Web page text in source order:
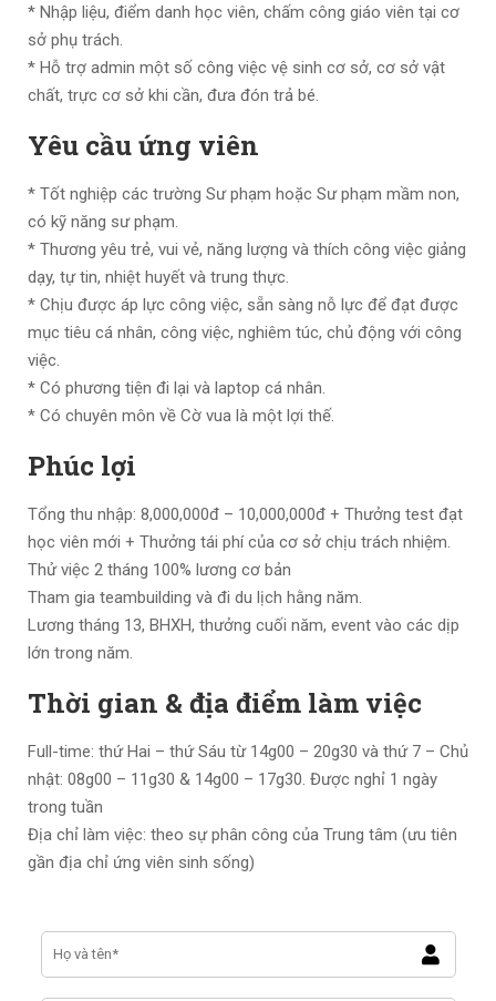
* Nhập liệu, điểm danh học viên, chấm công giáo viên tại cơ
sở phụ trách.
* Hỗ trợ admin một số công việc vệ sinh cơ sở, cơ sở vật
chất, trực cơ sở khi cần, đưa đón trả bé.
Yêu cầu ứng viên
* Tốt nghiệp các trường Sư phạm hoặc Sư phạm mầm non,
có kỹ năng sư phạm.
* Thương yêu trẻ, vui vẻ, năng lượng và thích công việc giảng
dạy, tự tin, nhiệt huyết và trung thực.
* Chịu được áp lực công việc, sẵn sàng nỗ lực để đạt được
mục tiêu cá nhân, công việc, nghiêm túc, chủ động với công
việc.
* Có phương tiện đi lại và laptop cá nhân.
* Có chuyên môn về Cờ vua là một lợi thế.
Phúc lợi
Tổng thu nhập: 8,000,000đ – 10,000,000đ + Thưởng test đạt
học viên mới + Thưởng tái phí của cơ sở chịu trách nhiệm.
Thử việc 2 tháng 100% lương cơ bản
Tham gia teambuilding và đi du lịch hằng năm.
Lương tháng 13, BHXH, thưởng cuối năm, event vào các dịp
lớn trong năm.
Thời gian & địa điểm làm việc
Full-time: thứ Hai – thứ Sáu từ 14g00 – 20g30 và thứ 7 – Chủ
nhật: 08g00 – 11g30 & 14g00 – 17g30. Được nghỉ 1 ngày
trong tuần
Địa chỉ làm việc: theo sự phân công của Trung tâm (ưu tiên
gần địa chỉ ứng viên sinh sống)